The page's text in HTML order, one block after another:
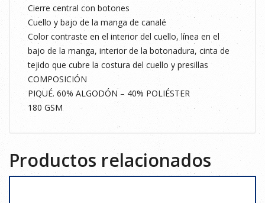
Cierre central con botones
Cuello y bajo de la manga de canalé
Color contraste en el interior del cuello, línea en el
bajo de la manga, interior de la botonadura, cinta de
tejido que cubre la costura del cuello y presillas
COMPOSICIÓN
PIQUÉ. 60% ALGODÓN – 40% POLIÉSTER
180 GSM
Productos relacionados